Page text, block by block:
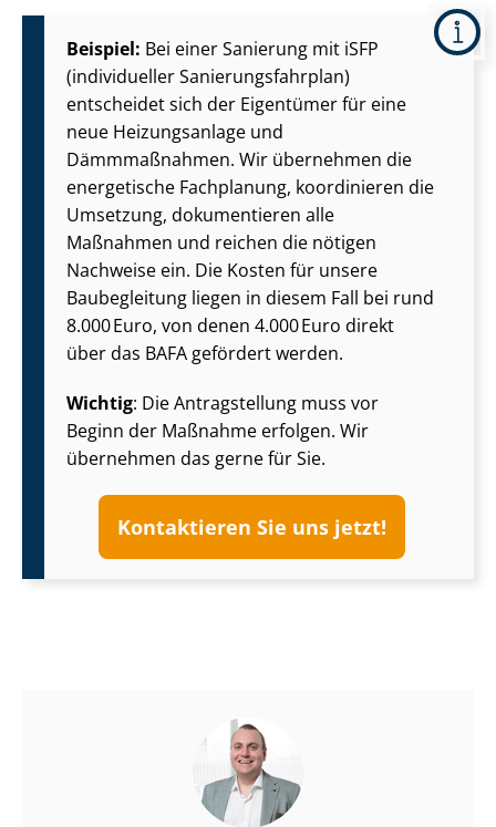
Beispiel: Bei einer Sanierung mit iSFP
(individueller Sa­nie­rungs­fahr­plan)
entscheidet sich der Eigentümer für eine
neue Heizungsanlage und
Dämmmaßnahmen. Wir übernehmen die
energetische Fachplanung, koordinieren die
Umsetzung, dokumentieren alle
Maßnahmen und reichen die nötigen
Nachweise ein. Die Kosten für unsere
Baubegleitung liegen in diesem Fall bei rund
8.000 Euro, von denen 4.000 Euro direkt
über das BAFA gefördert werden.
Wichtig: Die Antragstellung muss vor
Beginn der Maßnahme erfolgen. Wir
übernehmen das gerne für Sie.
Kontaktieren Sie uns jetzt!